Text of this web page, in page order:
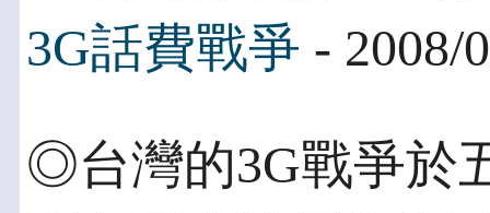
3G話費戰爭 - 2008/
◎台灣的3G戰爭於